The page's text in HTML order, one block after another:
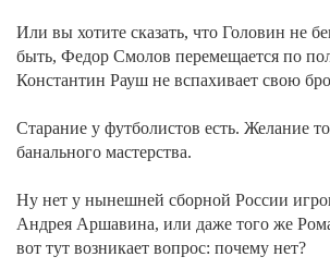
Или вы хотите сказать, что Головин не
быть, Федор Смолов перемещается по
Константин Рауш не вспахивает свою
Старание у футболистов есть. Желание
банального мастерства.
Ну нет у нынешней сборной России
Андрея Аршавина, или даже того же
вот тут возникает вопрос: почему нет?